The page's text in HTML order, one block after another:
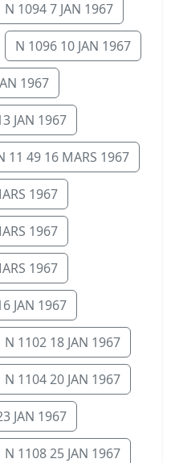
N 1094 7 JAN 1967
N 1096 10 JAN 1967
1967
JAN 1967
11 49 16 MARS 1967
1967
1967
1967
JAN 1967
N 1102 18 JAN 1967
N 1104 20 JAN 1967
JAN 1967
N 1108 25 JAN 1967